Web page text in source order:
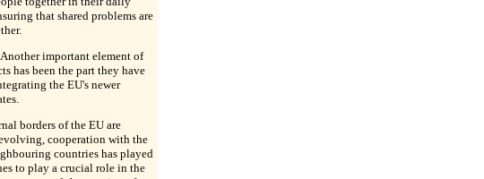
that shared problems are
important element of
has been the part they have
the EU's newer
borders of the EU are
cooperation with the
countries has played
to play a crucial role in the